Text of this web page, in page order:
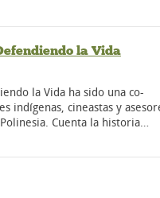
la Vida
la Vida ha sido una co-
indígenas, cineastas y
Cuenta la historia…